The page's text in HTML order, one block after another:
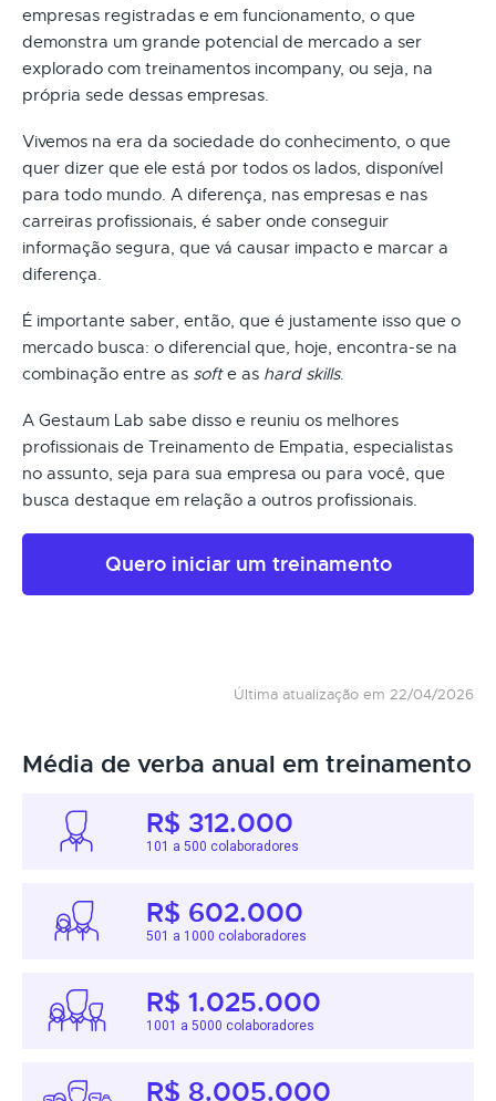
empresas registradas e em funcionamento, o que
demonstra um grande potencial de mercado a ser
explorado com treinamentos incompany, ou seja, na
própria sede dessas empresas.
Vivemos na era da sociedade do conhecimento, o que
quer dizer que ele está por todos os lados, disponível
para todo mundo. A diferença, nas empresas e nas
carreiras profissionais, é saber onde conseguir
informação segura, que vá causar impacto e marcar a
diferença.
É importante saber, então, que é justamente isso que o
mercado busca: o diferencial que, hoje, encontra-se na
combinação entre as softe as hard skills.
A Gestaum Lab sabe disso e reuniu os melhores
profissionais de Treinamento de Empatia, especialistas
no assunto, seja para sua empresa ou para você, que
busca destaque em relação a outros profissionais.
Quero iniciar um treinamento
Última atualização em 22/04/2026
Média de verba anual em treinamento
R$ 312.000
101 a 500 colaboradores
R$ 602.000
501 a 1000 colaboradores
R$ 1.025.000
1001 a 5000 colaboradores
R$ 8.005.000